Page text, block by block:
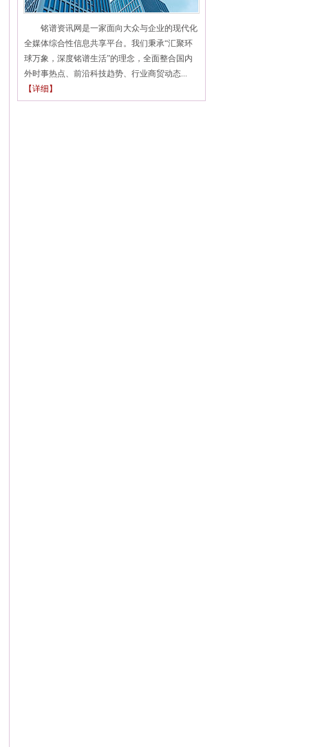
铭谱资讯网是一家面向大众与企业的现代化
全媒体综合性信息共享平台。我们秉承“汇聚环
球万象，深度铭谱生活”的理念，全面整合国内
外时事热点、前沿科技趋势、行业商贸动态...
【详细】